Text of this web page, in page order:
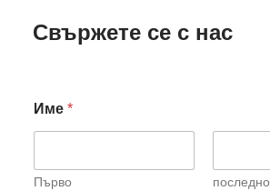
Свържете се с нас
Име *
Първо последно